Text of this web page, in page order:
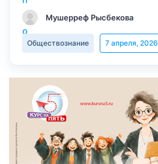
Мушерреф Рысбекова
Обществознание 7 апреля, 2026